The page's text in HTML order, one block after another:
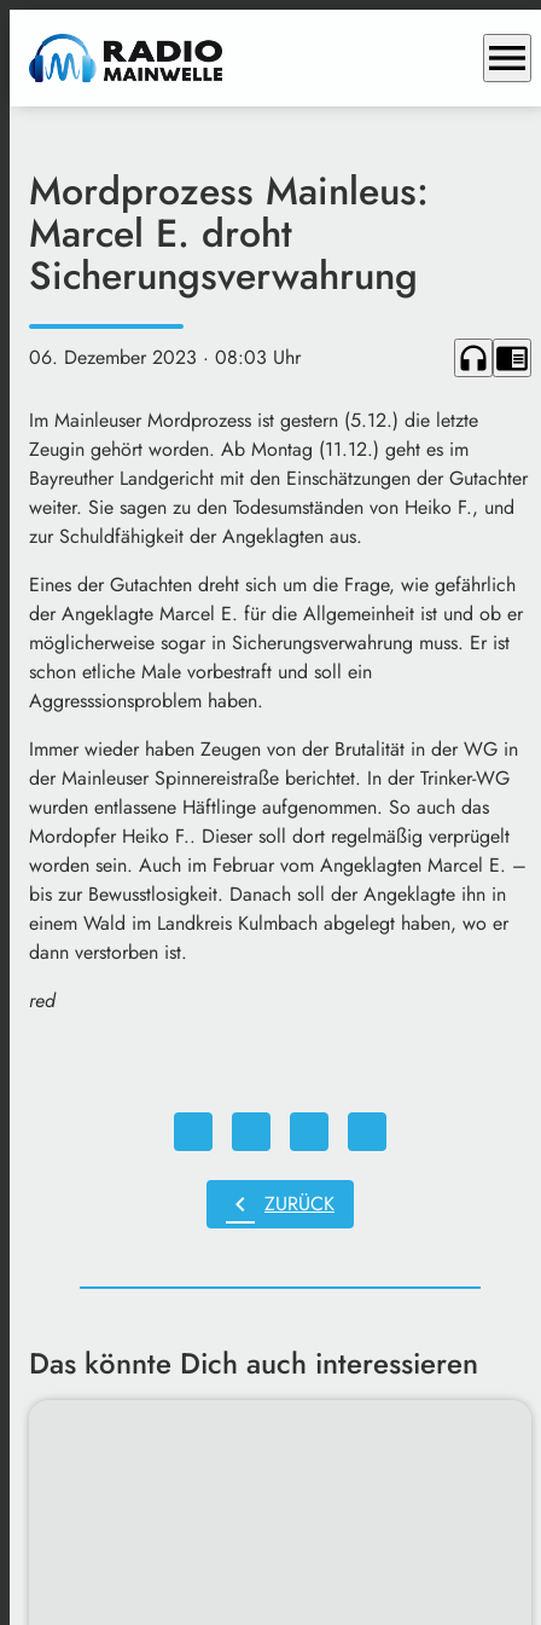
menu
Mordprozess Mainleus:
Marcel E. droht
Sicherungsverwahrung
06. Dezember 2023 · 08:03 Uhr headphones chrome_reader_mode
Im Mainleuser Mordprozess ist gestern (5.12.) die letzte
Zeugin gehört worden. Ab Montag (11.12.) geht es im
Bayreuther Landgericht mit den Einschätzungen der Gutachter
weiter. Sie sagen zu den Todesumständen von Heiko F., und
zur Schuldfähigkeit der Angeklagten aus.
Eines der Gutachten dreht sich um die Frage, wie gefährlich
der Angeklagte Marcel E. für die Allgemeinheit ist und ob er
möglicherweise sogar in Sicherungsverwahrung muss. Er ist
schon etliche Male vorbestraft und soll ein
Aggresssionsproblem haben.
Immer wieder haben Zeugen von der Brutalität in der WG in
der Mainleuser Spinnereistraße berichtet. In der Trinker-WG
wurden entlassene Häftlinge aufgenommen. So auch das
Mordopfer Heiko F.. Dieser soll dort regelmäßig verprügelt
worden sein. Auch im Februar vom Angeklagten Marcel E. –
bis zur Bewusstlosigkeit. Danach soll der Angeklagte ihn in
einem Wald im Landkreis Kulmbach abgelegt haben, wo er
dann verstorben ist.
red
chevron_left ZURÜCK
Das könnte Dich auch interessieren